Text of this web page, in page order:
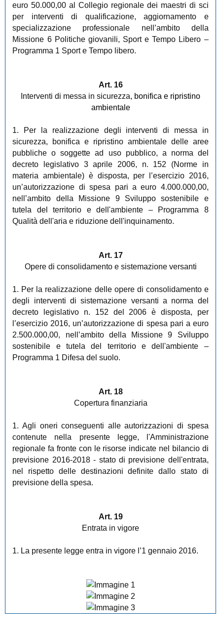
euro 50.000,00 al Collegio regionale dei maestri di sci
per interventi di qualificazione, aggiornamento e
specializzazione professionale nell’ambito della
Missione 6 Politiche giovanili, Sport e Tempo Libero –
Programma 1 Sport e Tempo libero.
Art. 16
Interventi di messa in sicurezza, bonifica e ripristino
ambientale
1. Per la realizzazione degli interventi di messa in
sicurezza, bonifica e ripristino ambientale delle aree
pubbliche o soggette ad uso pubblico, a norma del
decreto legislativo 3 aprile 2006, n. 152 (Norme in
materia ambientale) è disposta, per l’esercizio 2016,
un’autorizzazione di spesa pari a euro 4.000.000,00,
nell’ambito della Missione 9 Sviluppo sostenibile e
tutela del territorio e dell'ambiente – Programma 8
Qualità dell'aria e riduzione dell'inquinamento.
Art. 17
Opere di consolidamento e sistemazione versanti
1. Per la realizzazione delle opere di consolidamento e
degli interventi di sistemazione versanti a norma del
decreto legislativo n. 152 del 2006 è disposta, per
l’esercizio 2016, un’autorizzazione di spesa pari a euro
2.500.000,00, nell’ambito della Missione 9 Sviluppo
sostenibile e tutela del territorio e dell'ambiente –
Programma 1 Difesa del suolo.
Art. 18
Copertura finanziaria
1. Agli oneri conseguenti alle autorizzazioni di spesa
contenute nella presente legge, l'Amministrazione
regionale fa fronte con le risorse indicate nel bilancio di
previsione 2016-2018 - stato di previsione dell'entrata,
nel rispetto delle destinazioni definite dallo stato di
previsione della spesa.
Art. 19
Entrata in vigore
1. La presente legge entra in vigore l’1 gennaio 2016.